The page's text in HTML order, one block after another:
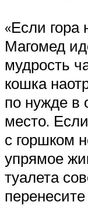
«Если гора
Магомед
мудрость
кошка
по нужде в
место.
с горшком
упрямое
туалета